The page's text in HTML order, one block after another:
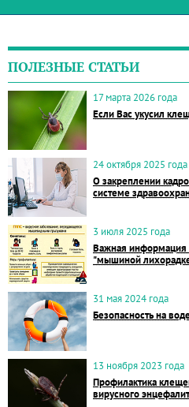
ПОЛЕЗНЫЕ СТАТЬИ
17 марта 2026 года
Если Вас укусил
24 октября 2025 года
О закреплении
системе
3 июля 2025 года
Важная информация
"мышиной
31 мая 2024 года
Безопасность на
13 ноября 2023 года
Профилактика
вирусного